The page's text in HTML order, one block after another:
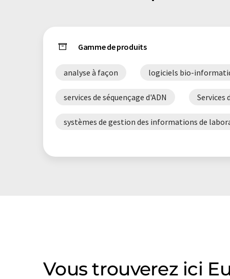
traduction automatique, il est possible qu'il
Gamme de produits
analyse à façon logiciels bio-
services de séquençage d'ADN Services
systèmes de gestion des informations de
Vous trouverez ici